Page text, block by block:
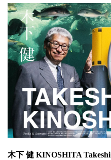
木下 健 KINOSHITA Takeshi